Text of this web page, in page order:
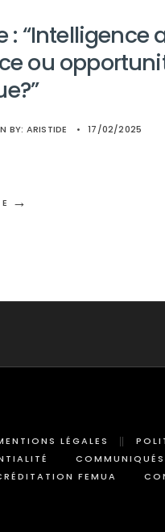
: “Intelligence
ou
BY: ARISTIDE • 17/02/2025
→
LÉGALES
COMMUNIQUÉS
FEMUA